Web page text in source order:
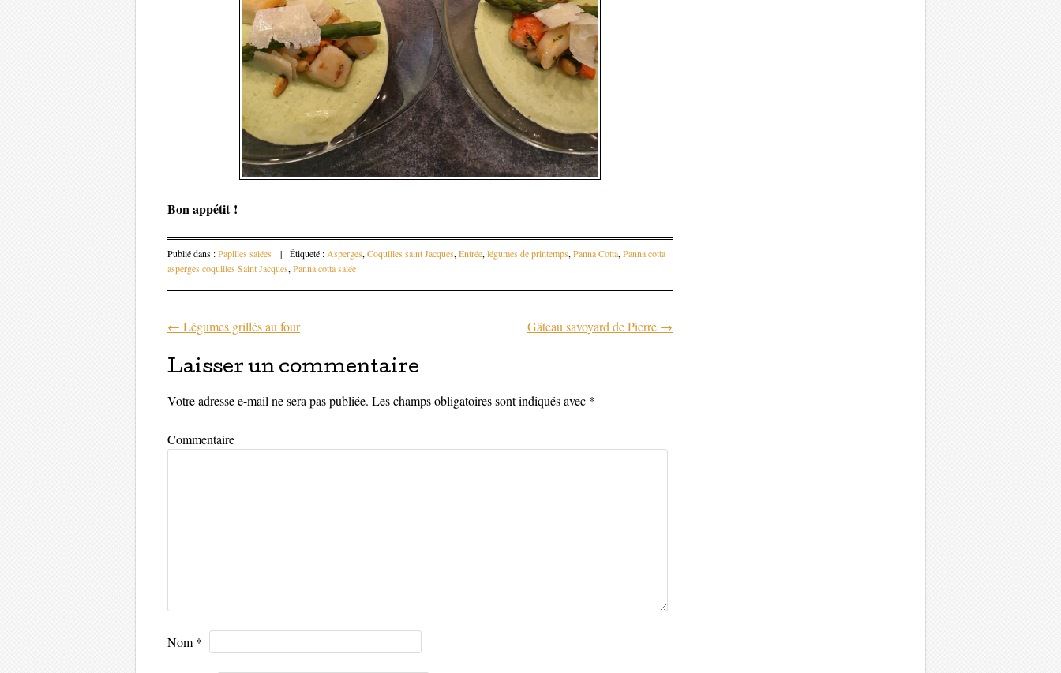
Bon appétit !
Publié dans :Papilles salées | Étiqueté : Asperges, Coquilles saint Jacques, Entrée, légumes de printemps, Panna Cotta, Panna cotta
asperges coquilles Saint Jacques, Panna cotta salée
Parcourir les articles
← Légumes grillés au four Gâteau savoyard de Pierre →
Laisser un commentaire
Votre adresse e-mail ne sera pas publiée. Les champs obligatoires sont indiqués avec *
Commentaire
Nom *